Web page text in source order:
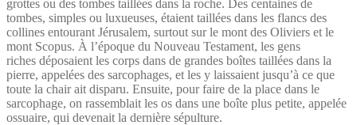
grottes ou des tombes taillées dans la roche. Des centaines de
tombes, simples ou luxueuses, étaient taillées dans les flancs des
collines entourant Jérusalem, surtout sur le mont des Oliviers et le
mont Scopus. À l’époque du Nouveau Testament, les gens
riches déposaient les corps dans de grandes boîtes taillées dans la
pierre, appelées des sarcophages, et les y laissaient jusqu’à ce que
toute la chair ait disparu. Ensuite, pour faire de la place dans le
sarcophage, on rassemblait les os dans une boîte plus petite, appelée
ossuaire, qui devenait la dernière sépulture.